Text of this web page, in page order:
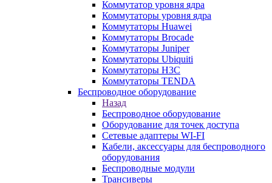
Коммутатор уровня ядра
Коммутаторы уровня ядра
Коммутаторы Huawei
Коммутаторы Brocade
Коммутаторы Juniper
Коммутаторы Ubiquiti
Коммутаторы H3C
Коммутаторы TENDA
Беспроводное оборудование
Назад
Беспроводное оборудование
Оборудование для точек доступа
Сетевые адаптеры WI-FI
Кабели, аксессуары для беспроводного
оборудования
Беспроводные модули
Трансиверы